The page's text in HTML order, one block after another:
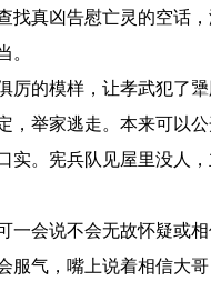
真凶告慰亡灵的空话
。
厉的模样，让孝武犯了
举家逃走。本来可以
。宪兵队见屋里没人
会说不会无故怀疑或
气，嘴上说着相信大哥